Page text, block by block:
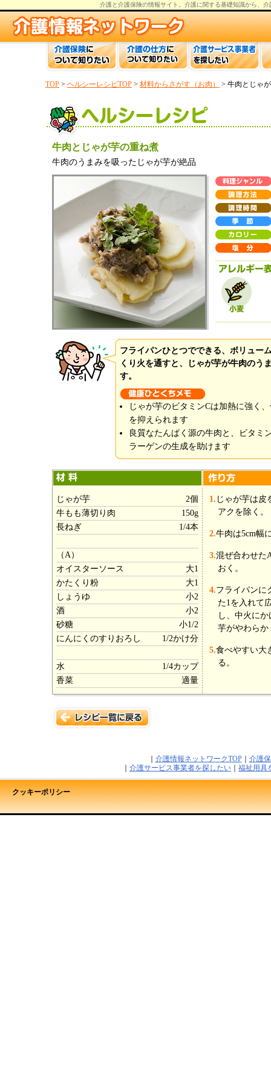
介護と介護保険の情報サイト。 介護に関する基礎知識から、 介
TOP > ヘルシーレシピTOP > 材料からさがす（お肉） > 牛肉とじゃ
牛肉とじゃが芋の重ね煮
牛肉のうまみを吸ったじゃが芋が絶品
フライパンひとつでできる、ボリュー
くり火を通すと、じゃが芋が牛肉のう
す。
じゃが芋のビタミンCは加熱に強く
を抑えられます
良質なたんぱく源の牛肉と、ビタミ
ラーゲンの生成を助けます
じゃが芋
2個
牛もも薄切り肉
150g
長ねぎ
1/4本
（A）
オイスターソース
大1
かたくり粉
大1
しょうゆ
小2
酒
小2
砂糖
小1/2
にんにくのすりおろし
1/2かけ分
水
1/4カップ
香菜
適量
1. じゃが芋は皮
アクを除く。
2.牛肉は5cm幅
3.混ぜ合わせた
おく。
4.フライパンに
た1を入れて
し、中火に
芋がやわらか
5.食べやすい大
る。
介護情報ネットワークTOP｜ 介護
介護サービス事業者を探したい 福祉用具
クッキーポリシー